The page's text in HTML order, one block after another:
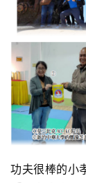
八
点
僧
音
高
僧
谈
功夫很棒的小